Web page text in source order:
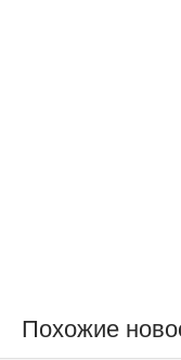
Похожие